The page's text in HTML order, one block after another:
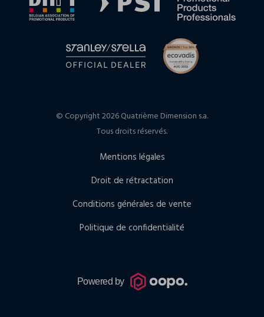
© Copyright 2026 Quatrième Dimension s.a.
Tous droits réservés.
Mentions légales
Droit de rétractation
Conditions générales de vente
Politique de confidentialité
Powered by